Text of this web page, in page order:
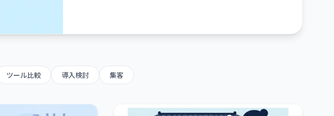
ツール比較 導入検討 集客